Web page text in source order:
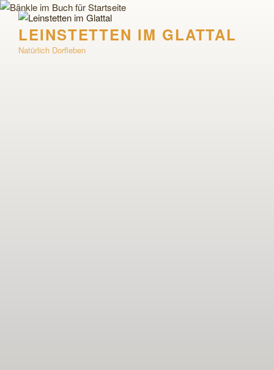
Zum
Inhalt
springenLEINSTETTEN IM GLATTAL
Natürlich Dorfleben